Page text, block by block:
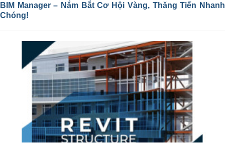
BIM Manager – Nắm Bắt Cơ Hội Vàng, Thăng Tiến Nhanh
Chóng!